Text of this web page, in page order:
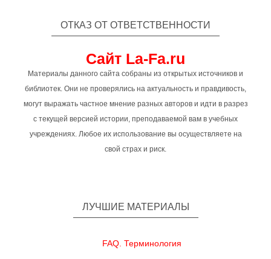
ОТКАЗ ОТ ОТВЕТСТВЕННОСТИ
Сайт La-Fa.ru
Материалы данного сайта собраны из открытых источников и
библиотек. Они не проверялись на актуальность и правдивость,
могут выражать частное мнение разных авторов и идти в разрез
с текущей версией истории, преподаваемой вам в учебных
учреждениях. Любое их использование вы осуществляете на
свой страх и риск.
ЛУЧШИЕ МАТЕРИАЛЫ
FAQ. Терминология